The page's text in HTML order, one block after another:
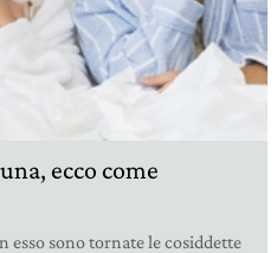
ecco come
esso sono tornate le cosiddette